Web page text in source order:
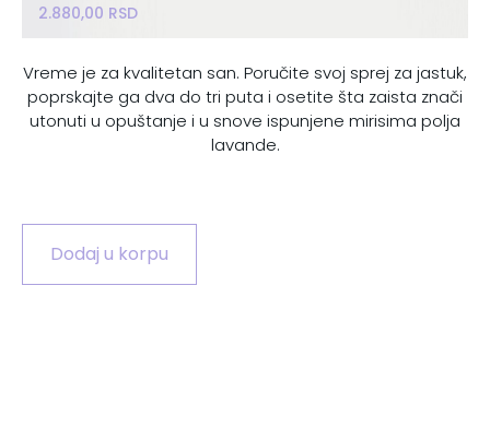
2.880,00 RSD
Vreme je za kvalitetan san. Poručite svoj sprej za jastuk,
poprskajte ga dva do tri puta i osetite šta zaista znači
utonuti u opuštanje i u snove ispunjene mirisima polja
lavande.
Dodaj u korpu